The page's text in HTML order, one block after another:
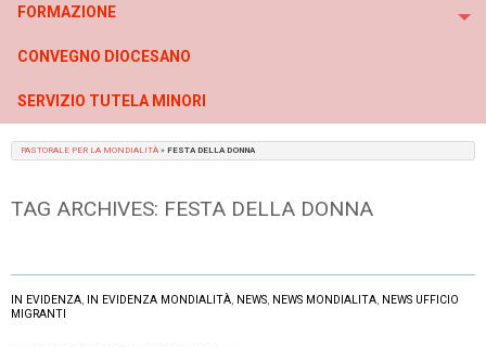
FORMAZIONE
CONVEGNO DIOCESANO
SERVIZIO TUTELA MINORI
PASTORALE PER LA MONDIALITÀ » FESTA DELLA DONNA
TAG ARCHIVES: FESTA DELLA DONNA
IN EVIDENZA IN EVIDENZA MONDIALITÀ NEWS NEWS MONDIALITA NEWS UFFICIO
MIGRANTI